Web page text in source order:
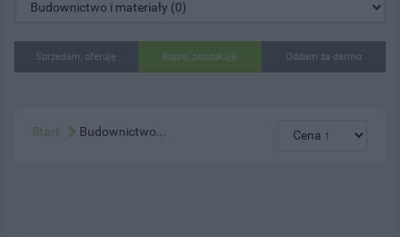
Sprzedam, oferuję Kupię, poszukuję Oddam za darmo
Start Budownictwo...